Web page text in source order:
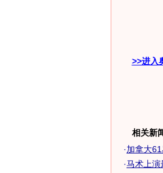
>>进入
相关新
·加拿大
·马术上演